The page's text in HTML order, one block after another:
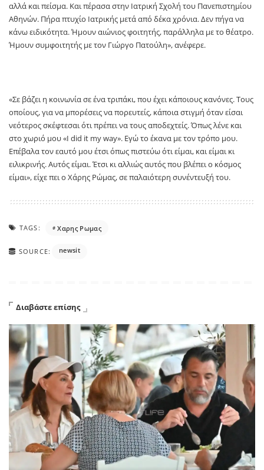
αλλά και πείσμα. Και πέρασα στην Ιατρική Σχολή του Πανεπιστημίου
Αθηνών. Πήρα πτυχίο Ιατρικής μετά από δέκα χρόνια. Δεν πήγα να
κάνω ειδικότητα. Ήμουν αιώνιος φοιτητής, παράλληλα με το θέατρο.
Ήμουν συμφοιτητής με τον Γιώργο Πατούλη», ανέφερε.
«Σε βάζει η κοινωνία σε ένα τριπάκι, που έχει κάποιους κανόνες. Τους
οποίους, για να μπορέσεις να πορευτείς, κάποια στιγμή όταν είσαι
νεότερος σκέφτεσαι ότι πρέπει να τους αποδεχτείς. Όπως λένε και
στο χωριό μου «I did it my way». Εγώ το έκανα με τον τρόπο μου.
Επέβαλα τον εαυτό μου έτσι όπως πιστεύω ότι είμαι, και είμαι κι
ειλικρινής. Αυτός είμαι. Έτσι κι αλλιώς αυτός που βλέπει ο κόσμος
είμαι», είχε πει ο Χάρης Ρώμας, σε παλαιότερη συνέντευξή του.
TAGS: Χαρης Ρωμας
SOURCE: newsit
Διαβάστε επίσης